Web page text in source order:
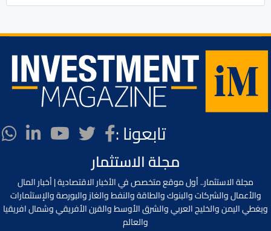
تابعونا :
مجلة الاستثمار
مجلة الاستثمار.. أول موقع متخصص في الأخبار الاقتصادية | أخبار المال
والأعمال والشركات والبنوك والطاقة والنفط والغاز والبورصة والإستثمارات
ويغطي اليمن والخليج العربي والشرق الأوسط والقرن الأفريقي وشمال افريقيا
والعالم